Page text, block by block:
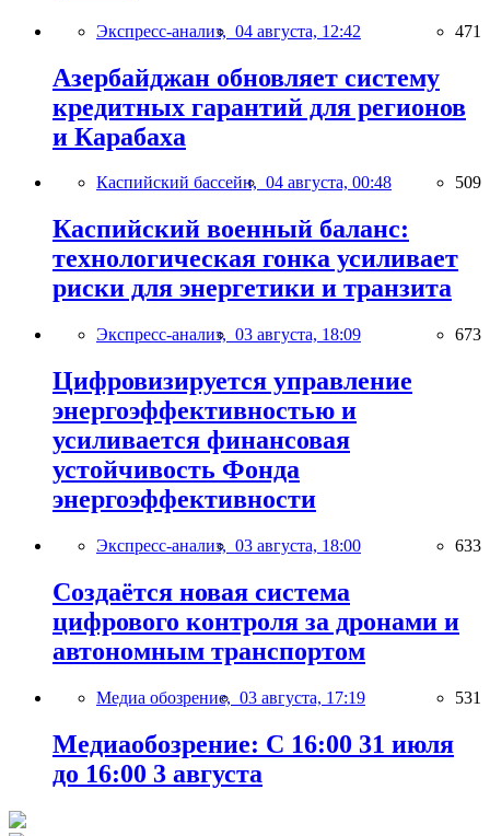
Экспресс-анализ, 04 августа, 12:42 471
Азербайджан обновляет систему
кредитных гарантий для регионов
и Карабаха
Каспийский бассейн, 04 августа, 00:48 509
Каспийский военный баланс:
технологическая гонка усиливает
риски для энергетики и транзита
Экспресс-анализ, 03 августа, 18:09 673
Цифровизируется управление
энергоэффективностью и
усиливается финансовая
устойчивость Фонда
энергоэффективности
Экспресс-анализ, 03 августа, 18:00 633
Создаётся новая система
цифрового контроля за дронами и
автономным транспортом
Медиа обозрение, 03 августа, 17:19 531
Медиаобозрение: С 16:00 31 июля
до 16:00 3 августа